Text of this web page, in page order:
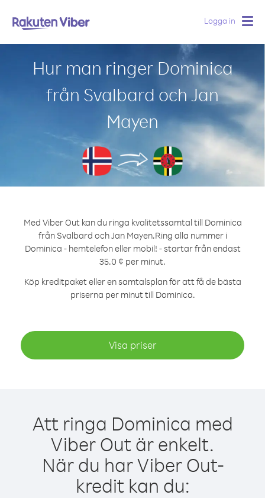
Logga in
Hur man ringer Dominica
från Svalbard och Jan
Mayen
Med Viber Out kan du ringa kvalitetssamtal till Dominica
från Svalbard och Jan Mayen.Ring alla nummer i
Dominica - hemtelefon eller mobil! - startar från endast
35.0 ¢ per minut.
Köp kreditpaket eller en samtalsplan för att få de bästa
priserna per minut till Dominica.
Visa priser
Att ringa Dominica med
Viber Out är enkelt.
När du har Viber Out-
kredit kan du: